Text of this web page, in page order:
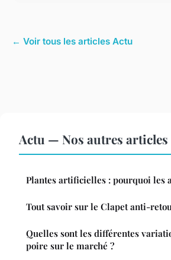
← Voir tous les articles Actu
Actu — Nos autres articles
Plantes artificielles : pourquoi les
Tout savoir sur le Clapet anti-
Quelles sont les différentes
poire sur le marché ?